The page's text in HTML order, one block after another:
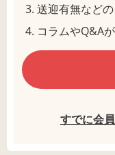
送迎有無など
コラムやQ&A
すでに会